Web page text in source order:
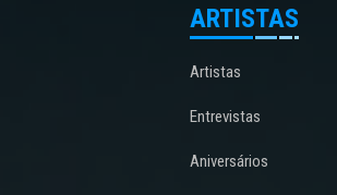
ARTISTAS
Artistas
Entrevistas
Aniversários